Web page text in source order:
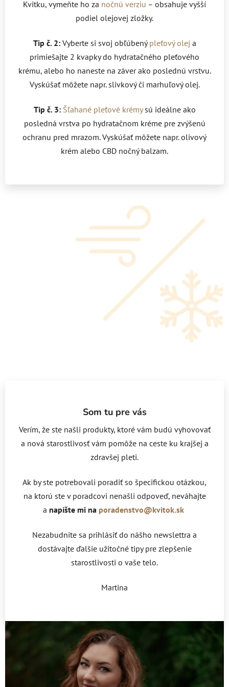
Kvitku, vymeňte ho za nočnú verziu – obsahuje vyšší
podiel olejovej zložky.
Tip č. 2: Vyberte si svoj obľúbený pleťový olej a
primiešajte 2 kvapky do hydratačného pleťového
krému, alebo ho naneste na záver ako poslednú vrstvu.
Vyskúšať môžete napr. slivkový či marhuľový olej.
Tip č. 3: Šľahané pleťové krémy sú ideálne ako
posledná vrstva po hydratačnom kréme pre zvýšenú
ochranu pred mrazom. Vyskúšať môžete napr. olivový
krém alebo CBD nočný balzam.
Som tu pre vás
Verím, že ste našli produkty, ktoré vám budú vyhovovať
a nová starostlivosť vám pomôže na ceste ku krajšej a
zdravšej pleti.
Ak by ste potrebovali poradiť so špecifickou otázkou,
na ktorú ste v poradcovi nenašli odpoveď, neváhajte
a napíšte mi na poradenstvo@kvitok.sk
Nezabudnite sa prihlásiť do nášho newslettra a
dostávajte ďalšie užitočné tipy pre zlepšenie
starostlivosti o vaše telo.
Martina